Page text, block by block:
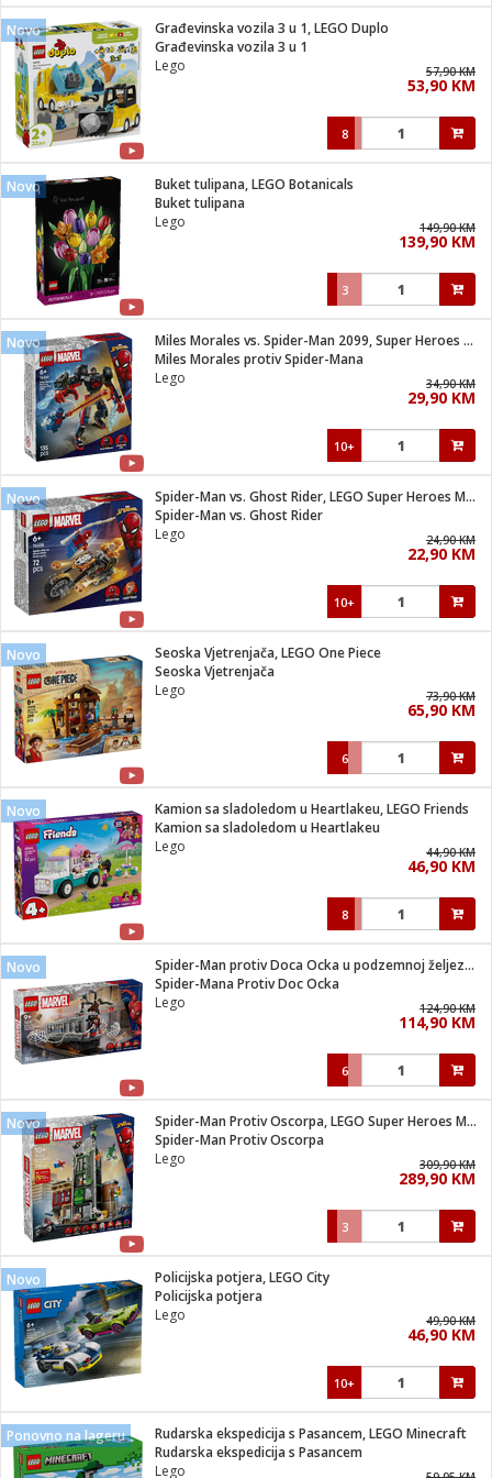
metar
aparati
mesa
kafu
ostalo
pribor
pribor
Vitrine
Sušilica
/ Zdravlje
za kosu
brijanje
program
pribor
tuš
materijal
i kutije
i oprema
zraka
gorivo
100
brave
Novo
Građevinska vozila 3 u 1, LEGO Duplo
Građevinska vozila 3 u 1
Lego
57,90 KM
53,90 KM
8
Novo
Buket tulipana, LEGO Botanicals
Buket tulipana
Lego
149,90 KM
139,90 KM
3
Novo
Miles Morales vs. Spider-Man 2099, Super Heroes Marvel
Miles Morales protiv Spider-Mana
Lego
34,90 KM
29,90 KM
10+
Novo
Spider-Man vs. Ghost Rider, LEGO Super Heroes Marvel
Spider-Man vs. Ghost Rider
Lego
24,90 KM
22,90 KM
10+
Novo
Seoska Vjetrenjača, LEGO One Piece
Seoska Vjetrenjača
Lego
73,90 KM
65,90 KM
6
Novo
Kamion sa sladoledom u Heartlakeu, LEGO Friends
Kamion sa sladoledom u Heartlakeu
Lego
44,90 KM
46,90 KM
8
Novo
Spider-Man protiv Doca Ocka u podzemnoj željeznici
Spider-Mana Protiv Doc Ocka
Lego
124,90 KM
114,90 KM
6
Novo
Spider-Man Protiv Oscorpa, LEGO Super Heroes Marvel
Spider-Man Protiv Oscorpa
Lego
309,90 KM
289,90 KM
3
Novo
Policijska potjera, LEGO City
Policijska potjera
Lego
49,90 KM
46,90 KM
10+
Ponovno na lageru
Rudarska ekspedicija s Pasancem, LEGO Minecraft
Rudarska ekspedicija s Pasancem
Lego